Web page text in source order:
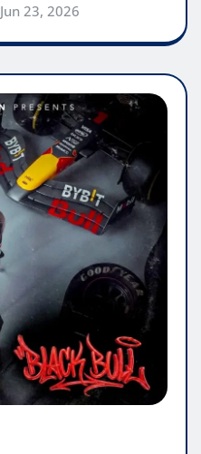
Jun 23, 2026